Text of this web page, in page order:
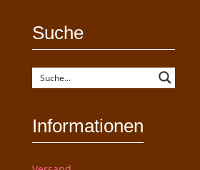
Suche
Informationen